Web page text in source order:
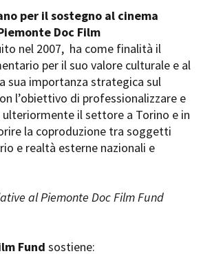
Guarda che storia!
La Grazia - Immagini e
location della Torino di Paolo
Sorrentino
Open Day
Ciak in TOur!
FESTIVAL, MARKETS,
AWARDS
International Film Festival
Festival de Cannes
Locarno Film Festival
per il sostegno al cinema
Doc Film
nel 2007, ha come finalità il
per il suo valore culturale e al
sua importanza strategica sul
l’obiettivo di professionalizzare e
il settore a Torino e in
la coproduzione tra soggetti
e realtà esterne nazionali e
al Piemonte Doc Film Fund
Fund sostiene: